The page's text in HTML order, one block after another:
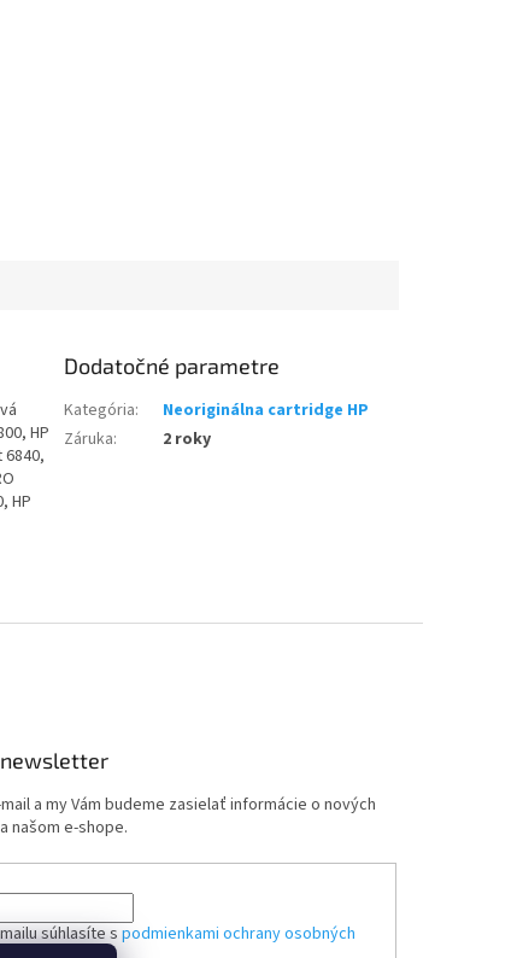
HP
6840,
HP
Dodatočné parametre
Kategória:
Neoriginálna cartridge HP
Záruka: 2 roky
a my Vám budeme zasielať informácie o nových
našom e-shope.
súhlasíte spodmienkami ochrany osobných